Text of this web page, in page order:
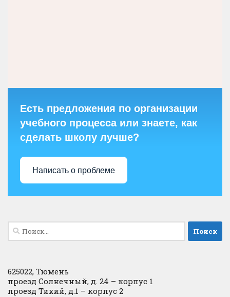
Есть предложения по организации
учебного процесса или знаете, как
сделать школу лучше?
Написать о проблеме
Найти:
625022, Тюмень
проезд Солнечный, д. 24 – корпус 1
проезд Тихий, д.1 – корпус 2